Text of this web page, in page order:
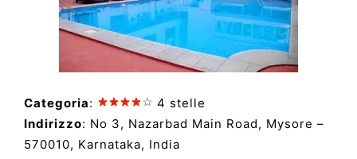
Categoria:
4 stelle
Indirizzo: No 3, Nazarbad Main Road, Mysore –
570010, Karnataka, India